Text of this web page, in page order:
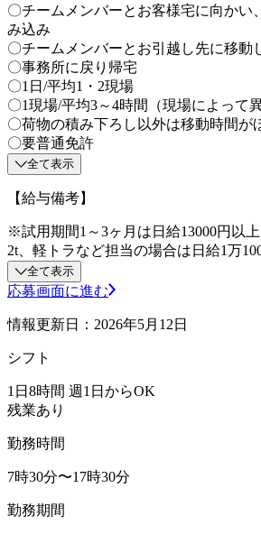
〇チームメンバーとお客様宅に向かい
み込み
〇チームメンバーとお引越し先に移動
〇事務所に戻り帰宅
〇1日/平均1・2現場
〇1現場/平均3～4時間（現場によって
〇荷物の積み下ろし以外は移動時間が
〇要普通免許
全て表示
【給与備考】
※試用期間1～3ヶ月は日給13000円以上
2t、軽トラなど担当の場合は日給1万
全て表示
応募画面に進む
情報更新日：2026年5月12日
シフト
1日8時間 週1日からOK
残業あり
勤務時間
7時30分〜17時30分
勤務期間